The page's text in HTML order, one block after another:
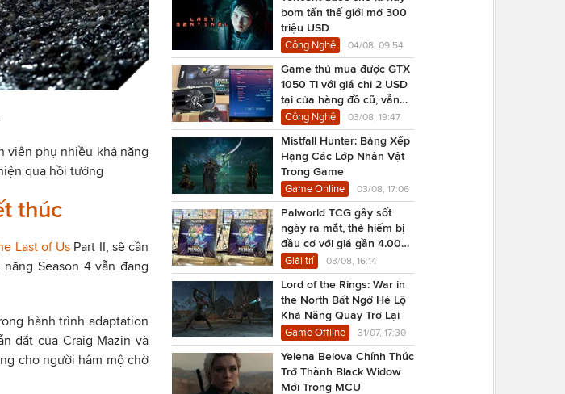
viên phụ nhiều khả năng
qua hồi tưởng
thúc
Last of Us Part II, sẽ cần
Season 4 vẫn đang
hành trình adaptation
dắt của Craig Mazin và
cho người hâm mộ chờ
bom tấn thế giới mở 300
triệu USD
Công Nghệ 04/08, 09:54
Game thủ mua được GTX
1050 Ti với giá chỉ 2 USD
tại cửa hàng đồ cũ, vẫn
chạy Cyberpunk 2077
Công Nghệ 03/08, 19:47
Mistfall Hunter: Bảng Xếp
Hạng Các Lớp Nhân Vật
Trong Game
Game Online 03/08, 17:06
Palworld TCG gây sốt
ngày ra mắt, thẻ hiếm bị
đầu cơ với giá gần 4.000
USD
Giải trí 03/08, 16:14
Lord of the Rings: War in
the North Bất Ngờ Hé Lộ
Khả Năng Quay Trở Lại
Game Offline 31/07, 17:30
Yelena Belova Chính Thức
Trở Thành Black Widow
Mới Trong MCU